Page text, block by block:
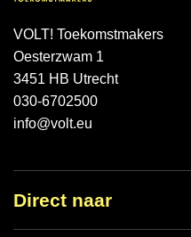
VOLT! Toekomstmakers
Oesterzwam 1
3451 HB Utrecht
030-6702500
info@volt.eu
Direct naar